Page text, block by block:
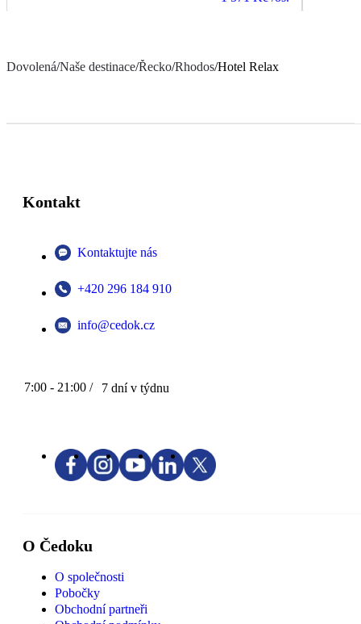
Dovolená/Naše destinace/Řecko/Rhodos/Hotel Relax
Kontakt
Kontaktujte nás
+420 296 184 910
info@cedok.cz
7:00 - 21:00 / 7 dní v týdnu
O Čedoku
O společnosti
Pobočky
Obchodní partneři